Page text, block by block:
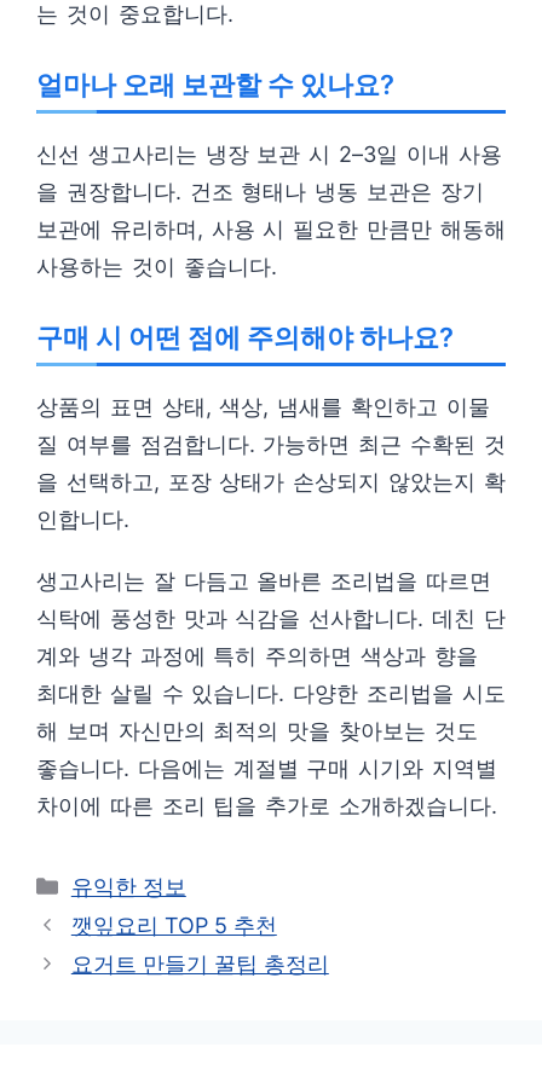
는 것이 중요합니다.
얼마나 오래 보관할 수 있나요?
신선 생고사리는 냉장 보관 시 2–3일 이내 사용
을 권장합니다. 건조 형태나 냉동 보관은 장기
보관에 유리하며, 사용 시 필요한 만큼만 해동해
사용하는 것이 좋습니다.
구매 시 어떤 점에 주의해야 하나요?
상품의 표면 상태, 색상, 냄새를 확인하고 이물
질 여부를 점검합니다. 가능하면 최근 수확된 것
을 선택하고, 포장 상태가 손상되지 않았는지 확
인합니다.
생고사리는 잘 다듬고 올바른 조리법을 따르면
식탁에 풍성한 맛과 식감을 선사합니다. 데친 단
계와 냉각 과정에 특히 주의하면 색상과 향을
최대한 살릴 수 있습니다. 다양한 조리법을 시도
해 보며 자신만의 최적의 맛을 찾아보는 것도
좋습니다. 다음에는 계절별 구매 시기와 지역별
차이에 따른 조리 팁을 추가로 소개하겠습니다.
카
테
리
유익한 정보
깻잎요리 TOP 5 추천
요거트 만들기 꿀팁 총정리